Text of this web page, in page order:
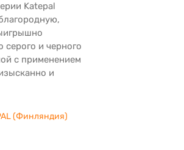
Katepal
серого и черного
с применением
и
(Финляндия)